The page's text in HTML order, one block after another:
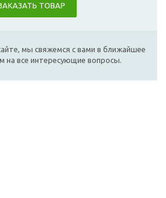
ТОВАР
мы свяжемся с вами в ближайшее
на все интересующие вопросы.